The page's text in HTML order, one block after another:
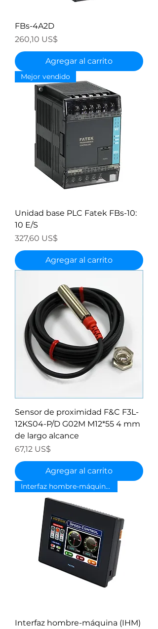
FBs-4A2D
Precio
260,10 US$
Agregar al carrito
Mejor vendido
Unidad base PLC Fatek FBs-10:
10 E/S
Precio
327,60 US$
Agregar al carrito
Sensor de proximidad F&C F3L-
12KS04-P/D G02M M12*55 4 mm
de largo alcance
Precio
67,12 US$
Agregar al carrito
Interfaz hombre-máquina de 4,3"
Interfaz hombre-máquina (IHM)